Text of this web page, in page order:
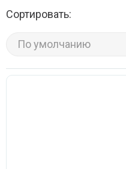
Сортировать:
По умолчанию